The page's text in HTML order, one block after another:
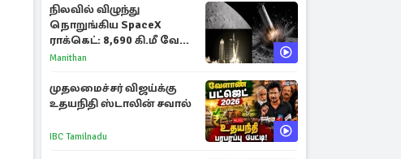
காந்தி
நிலவில் விழுந்து
நொறுங்கிய SpaceX
ராக்கெட்: 8,690 கி.மீ வேக
மோதலால் உருவான புதிய
Manithan
முதலமைச்சர் விஜய்க்கு
உதயநிதி ஸ்டாலின் சவால்
IBC Tamilnadu